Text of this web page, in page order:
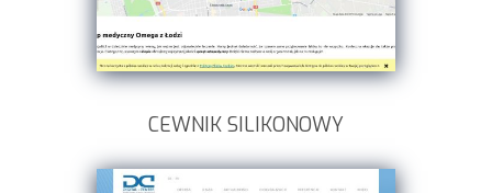
CEWNIK SILIKONOWY